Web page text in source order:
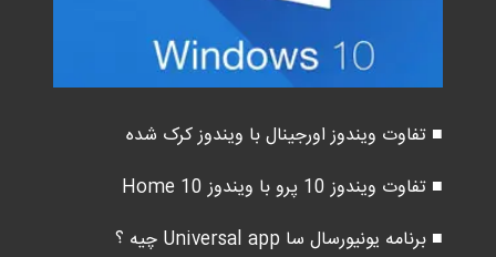
■ تفاوت ویندوز اورجینال با ویندوز کرک شده
■ تفاوت ویندوز 10 پرو با ویندوز 10 Home
■ برنامه یونیورسال سا Universal app چیه ؟